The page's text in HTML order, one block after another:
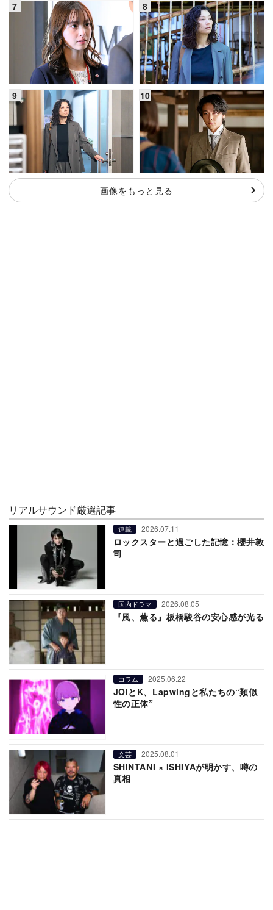
画像をもっと見る
リアルサウンド厳選記事
連載 2026.07.11
ロックスターと過ごした記憶：櫻井敦
司
国内ドラマ 2026.08.05
『風、薫る』板橋駿谷の安心感が光る
コラム 2025.06.22
JOIとK、Lapwingと私たちの“類似
性の正体”
文芸 2025.08.01
SHINTANI × ISHIYAが明かす、噂の
真相